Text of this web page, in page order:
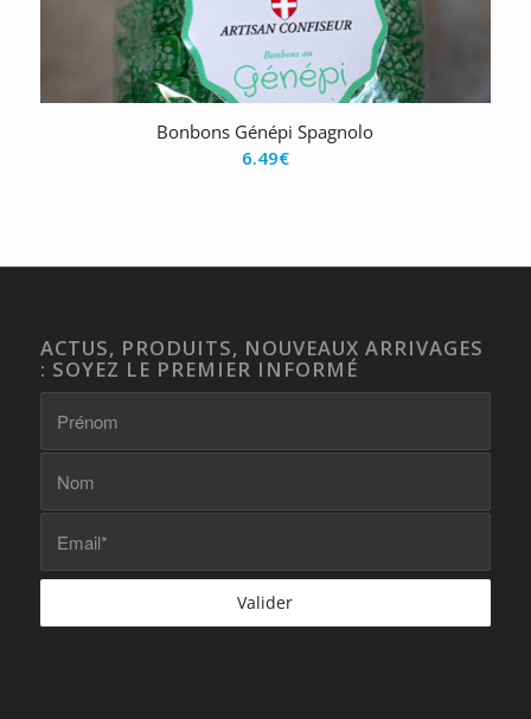
Bonbons Génépi Spagnolo
6.49€
ACTUS, PRODUITS, NOUVEAUX ARRIVAGES
: SOYEZ LE PREMIER INFORMÉ